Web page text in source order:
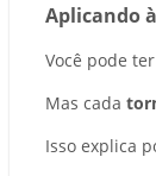
Aplicando
Você pode
Mas cada
Isso explica